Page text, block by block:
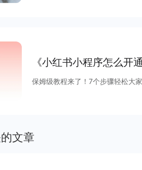
《小红书小程序怎么开
保姆级教程来了！7个步骤轻松大
文章